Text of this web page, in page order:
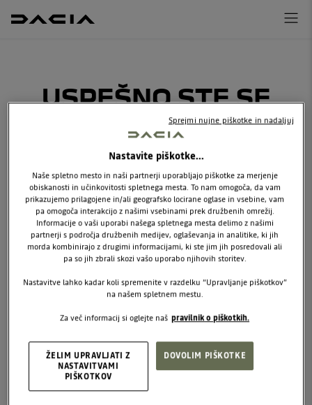
USPEŠNO STE SE
PRIJAVILI NA E-
NOVICE
HVALA!
začetna stran
sledite nam na
Facebooku
Nastavite piškotke...
Naše spletno mesto in naši partnerji uporabljajo piškotke za merjenje
obiskanosti in učinkovitosti spletnega mesta. To nam omogoča, da vam
prikazujemo prilagojene in/ali geografsko locirane oglase in vsebine, vam
pa omogoča interakcijo z našimi vsebinami prek družbenih omrežij.
Informacije o vaši uporabi našega spletnega mesta delimo z našimi
partnerji s področja družbenih medijev, oglaševanja in analitike, ki jih
morda kombinirajo z drugimi informacijami, ki ste jim jih posredovali ali
pa so jih zbrali skozi vašo uporabo njihovih storitev.
Nastavitve lahko kadar koli spremenite v razdelku “Upravljanje piškotkov”
na našem spletnem mestu.
Za več informacij si oglejte naš pravilnik o piškotkih.
DOVOLIM PIŠKOTKE
ŽELIM UPRAVLJATI Z
NASTAVITVAMI
PIŠKOTKOV
Sprejmi nujne piškotke in nadaljuj